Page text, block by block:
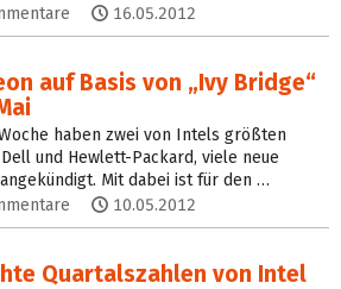
16.05.2012
auf Basis von „Ivy Bridge“
haben zwei von Intels größten
und Hewlett-Packard, viele neue
Mit dabei ist für den …
10.05.2012
Quartalszahlen von Intel